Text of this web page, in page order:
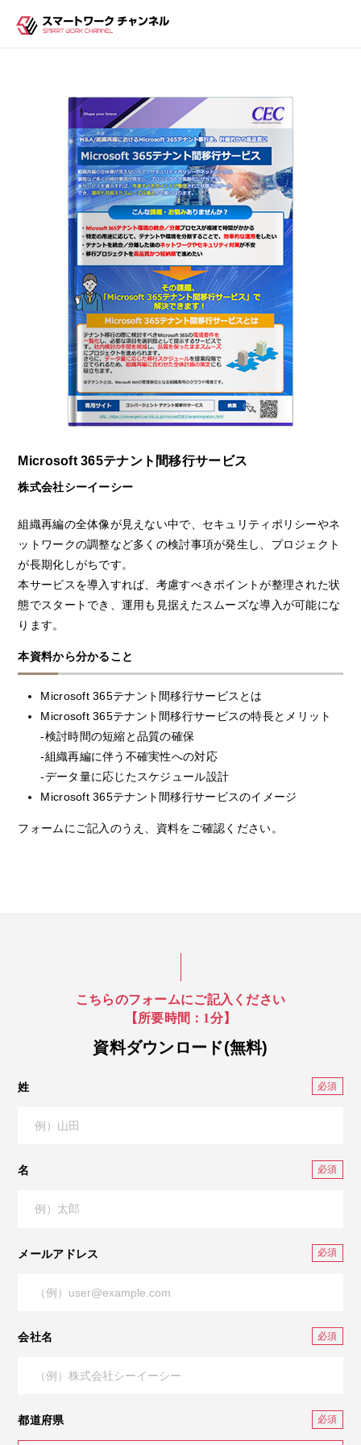
Microsoft 365テナント間移行サービス
株式会社シーイーシー
組織再編の全体像が見えない中で、セキュリティポリシーやネ
ットワークの調整など多くの検討事項が発生し、プロジェクト
が長期化しがちです。
本サービスを導入すれば、考慮すべきポイントが整理された状
態でスタートでき、運用も見据えたスムーズな導入が可能にな
ります。
本資料から分かること
Microsoft 365テナント間移行サービスとは
Microsoft 365テナント間移行サービスの特長とメリット
-検討時間の短縮と品質の確保
-組織再編に伴う不確実性への対応
-データ量に応じたスケジュール設計
Microsoft 365テナント間移行サービスのイメージ
フォームにご記入のうえ、資料をご確認ください。
こちらのフォームにご記入ください
【所要時間：1分】
資料ダウンロード(無料)
姓
名
メールアドレス
会社名
都道府県